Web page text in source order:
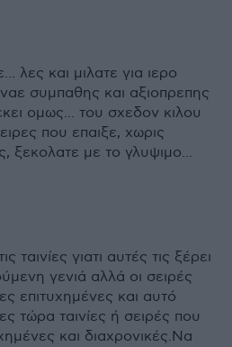
λες και μιλατε για ιερο
συμπαθης και αξιοπρεπης
ομως... του σχεδον κιλου
που επαιξε, χωρις
ξεκολατε με το γλυψιμο...
ταινίες γιατι αυτές τις ξέρει
γενιά αλλά οι σειρές
επιτυχημένες και αυτό
τώρα ταινίες ή σειρές που
και διαχρονικές.Να